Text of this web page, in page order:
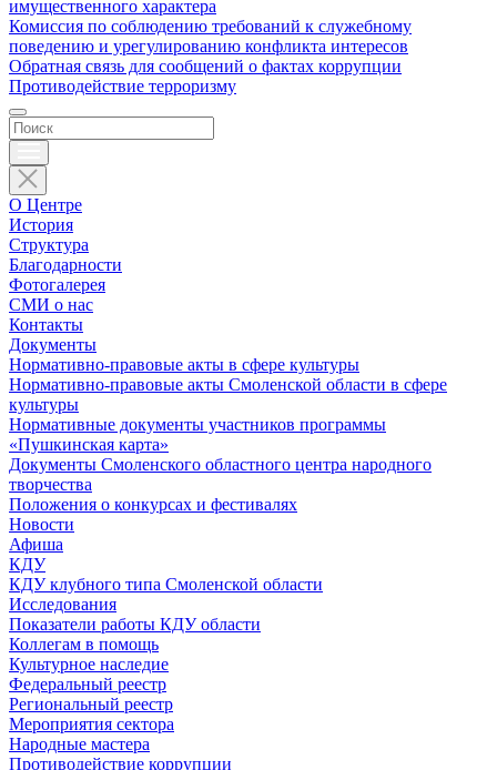
имущественного характера
Комиссия по соблюдению требований к служебному
поведению и урегулированию конфликта интересов
Обратная связь для сообщений о фактах коррупции
Противодействие терроризму
О Центре
История
Структура
Благодарности
Фотогалерея
СМИ о нас
Контакты
Документы
Нормативно-правовые акты в сфере культуры
Нормативно-правовые акты Смоленской области в сфере
культуры
Нормативные документы участников программы
«Пушкинская карта»
Документы Смоленского областного центра народного
творчества
Положения о конкурсах и фестивалях
Новости
Афиша
КДУ
КДУ клубного типа Смоленской области
Исследования
Показатели работы КДУ области
Коллегам в помощь
Культурное наследие
Федеральный реестр
Региональный реестр
Мероприятия сектора
Народные мастера
Противодействие коррупции